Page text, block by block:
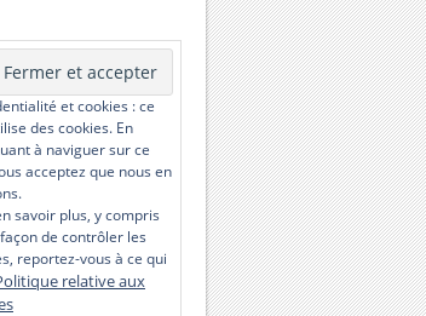
et cookies : ce
des cookies. En
à naviguer sur ce
acceptez que nous en
savoir plus, y compris
de contrôler les
reportez-vous à ce qui
relative aux